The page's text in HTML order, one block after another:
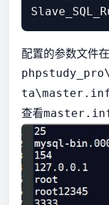
配置的参数文件在
查看